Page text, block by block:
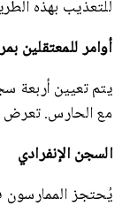
للتعذيب بهذه
أوامر للمعتقلين
يتم تعيين أربعة
مع الحارس. تعرض
السجن الإنفرادي